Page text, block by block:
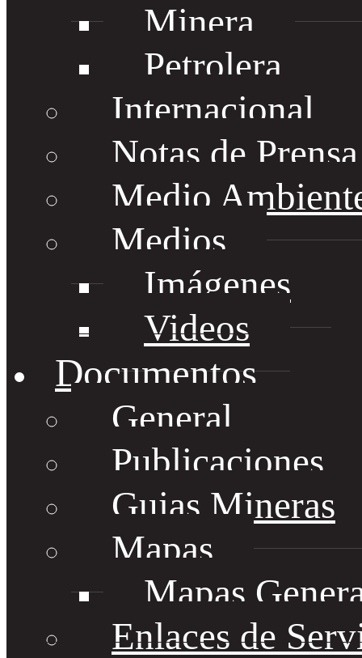
Minera
Petrolera
Internacional
Notas de
Medio
Medios
Imágenes
Videos
Documentos
General
Publicaciones
Guias Mineras
Mapas
Mapas
Enlaces de